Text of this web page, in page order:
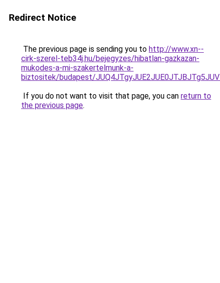
Redirect Notice
The previous page is sending you to http://www.xn--
cirk-szerel-teb34j.hu/bejegyzes/hibatlan-gazkazan-
mukodes-a-mi-szakertelmunk-a-
biztositek/budapest/
If you do not want to visit that page, you can return to
the previous page.